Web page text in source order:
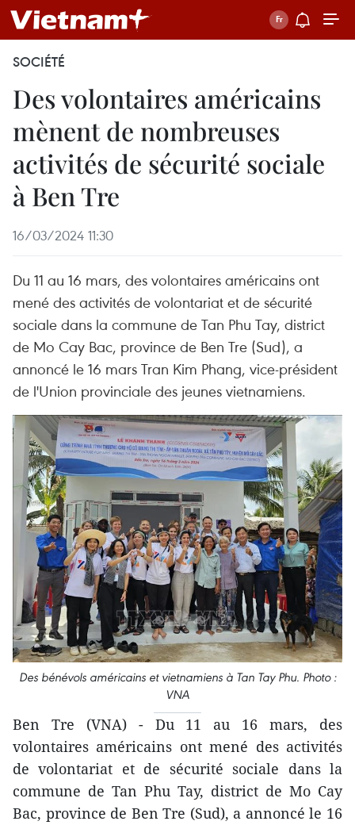
SOCIÉTÉ
Des volontaires américains
mènent de nombreuses
activités de sécurité sociale
à Ben Tre
16/03/2024 11:30
Du 11 au 16 mars, des volontaires américains ont
mené des activités de volontariat et de sécurité
sociale dans la commune de Tan Phu Tay, district
de Mo Cay Bac, province de Ben Tre (Sud), a
annoncé le 16 mars Tran Kim Phang, vice-président
de l'Union provinciale des jeunes vietnamiens.
Des bénévols américains et vietnamiens à Tan Tay Phu. Photo :
VNA
Ben Tre (VNA) - Du 11 au 16 mars, des
volontaires américains ont mené des activités
de volontariat et de sécurité sociale dans la
commune de Tan Phu Tay, district de Mo Cay
Bac, province de Ben Tre (Sud), a annoncé le 16